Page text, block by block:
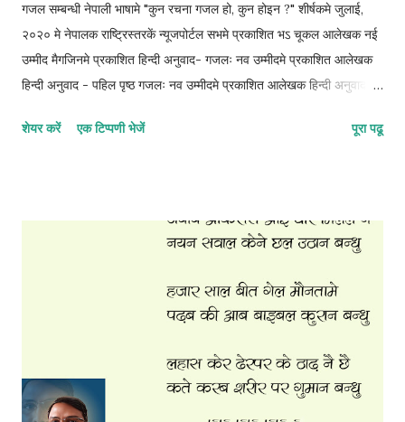
गजल सम्बन्धी नेपाली भाषामे "कुन रचना गजल हो, कुन होइन ?" शीर्षकमे जुलाई,
२०२० मे नेपालक राष्ट्रिस्तरकें न्यूजपोर्टल सभमे प्रकाशित भऽ चूकल आलेखक नई
उम्मीद मैगजिनमे प्रकाशित हिन्दी अनुवाद- गजलः नव उम्मीदमे प्रकाशित आलेखक
हिन्दी अनुवाद - पहिल पृष्ठ गजलः नव उम्मीदमे प्रकाशित आलेखक हिन्दी अनुवाद -
शेयर करें एक टिप्पणी भेजें पूरा पढू